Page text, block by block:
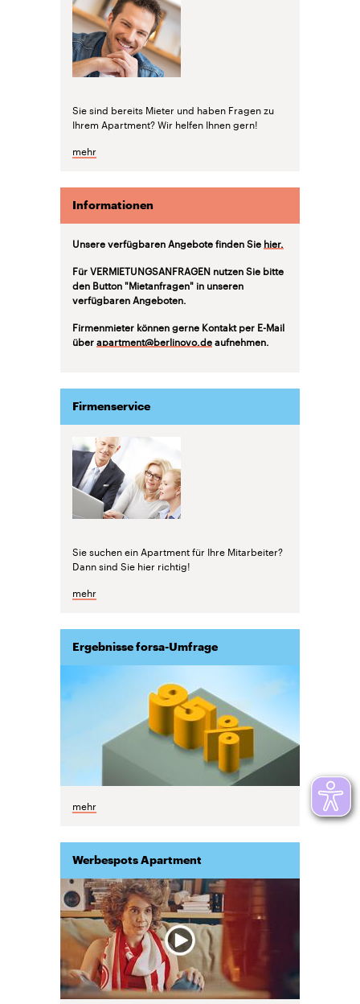
Sie sind bereits Mieter und haben Fragen zu
Ihrem Apartment? Wir helfen Ihnen gern!
mehr
Informationen
Unsere verfügbaren Angebote finden Sie hier.
Für VERMIETUNGSANFRAGEN nutzen Sie bitte
den Button "Mietanfragen" in unseren
verfügbaren Angeboten.
Firmenmieter können gerne Kontakt per E-Mail
überapartment@berlinovo.deaufnehmen.
Firmenservice
Sie suchen ein Apartment für Ihre Mitarbeiter?
Dann sind Sie hier richtig!
mehr
Ergebnisse forsa-Umfrage
mehr
Werbespots Apartment